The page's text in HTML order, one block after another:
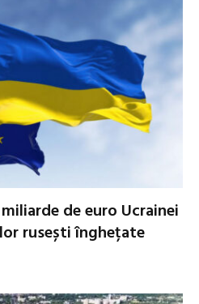
de euro Ucrainei
rusești înghețate